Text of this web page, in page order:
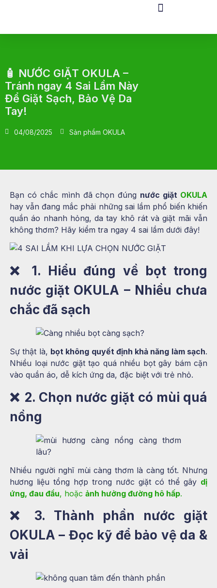
🧴 NƯỚC GIẶT OKULA –
Tránh ngay 4 Sai Lầm Này
Để Giặt Sạch, Bảo Vệ Da
Tay!
04/08/2025 Sản phẩm OKULA
Bạn có chắc mình đã chọn đúng nước giặt OKULA
hay vẫn đang mắc phải những sai lầm phổ biến khiến
quần áo nhanh hỏng, da tay khô rát và giặt mãi vẫn
không thơm? Hãy kiểm tra ngay 4 sai lầm dưới đây!
❌ 1. Hiểu đúng về bọt trong
nước giặt OKULA – Nhiều chưa
chắc đã sạch
Sự thật là, bọt không quyết định khả năng làm sạch.
Nhiều loại nước giặt tạo quá nhiều bọt gây bám cặn
vào quần áo, dễ kích ứng da, đặc biệt với trẻ nhỏ.
❌ 2. Chọn nước giặt có mùi quá
nồng
Nhiều người nghĩ mùi càng thơm là càng tốt. Nhưng
hương liệu tổng hợp trong nước giặt có thể gây dị
ứng, đau đầu, hoặc ảnh hưởng đường hô hấp.
❌ 3. Thành phần nước giặt
OKULA – Đọc kỹ để bảo vệ da &
vải